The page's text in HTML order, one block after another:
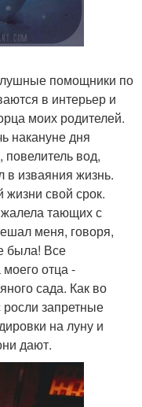
помощники по
в интерьер и
моих родителей.
накануне дня
вод,
в изваяния жизнь.
жизни свой срок.
тающих с
меня, говоря,
была! Все
отца -
сада. Как во
запретные
на луну и
дают.